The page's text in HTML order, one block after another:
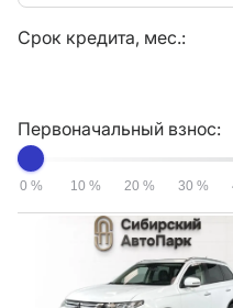
Срок кредита, мес.:
Первоначальный взнос:
0 % 10 % 20 % 30 %